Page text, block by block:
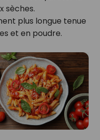
sèches.
plus longue tenue
et en poudre.